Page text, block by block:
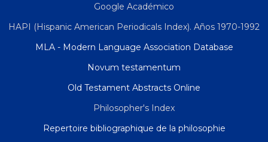
Google Académico
HAPI (Hispanic American Periodicals Index). Años 1970-1992
MLA - Modern Language Association Database
Novum testamentum
Old Testament Abstracts Online
Philosopher's Index
Repertoire bibliographique de la philosophie